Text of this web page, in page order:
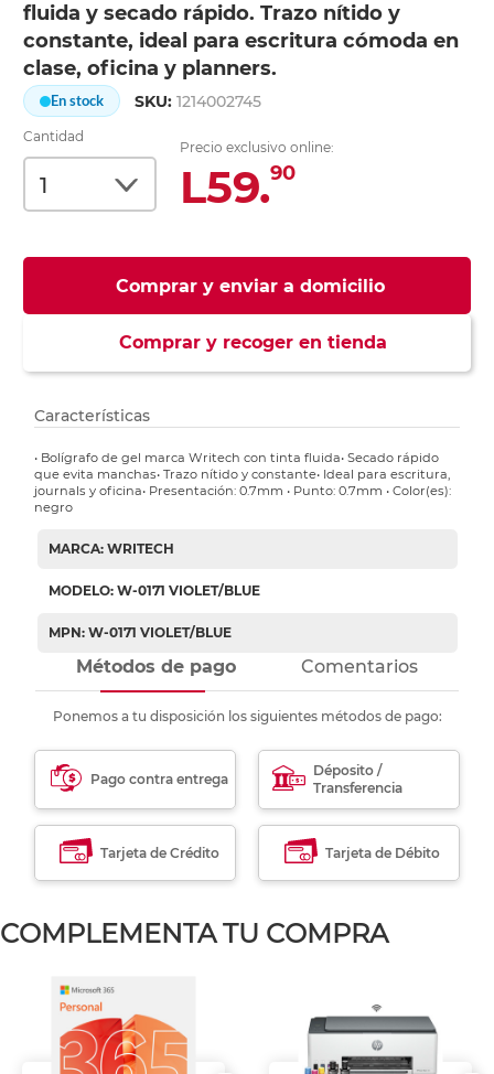
fluida y secado rápido. Trazo nítido y
constante, ideal para escritura cómoda en
clase, oficina y planners.
En stock SKU:1214002745
Cantidad
Precio exclusivo online:
L59.90
Comprar y enviar a domicilio
Comprar y recoger en tienda
Características
• Bolígrafo de gel marca Writech con tinta fluida• Secado rápido
que evita manchas• Trazo nítido y constante• Ideal para escritura,
journals y oficina• Presentación: 0.7mm • Punto: 0.7mm • Color(es):
negro
MARCA: WRITECH
MODELO: W-0171 VIOLET/BLUE
MPN: W-0171 VIOLET/BLUE
Métodos de pago Comentarios
Ponemos a tu disposición los siguientes métodos de pago:
Pago contra entrega
Déposito /
Transferencia
Tarjeta de Crédito Tarjeta de Débito
COMPLEMENTA TU COMPRA